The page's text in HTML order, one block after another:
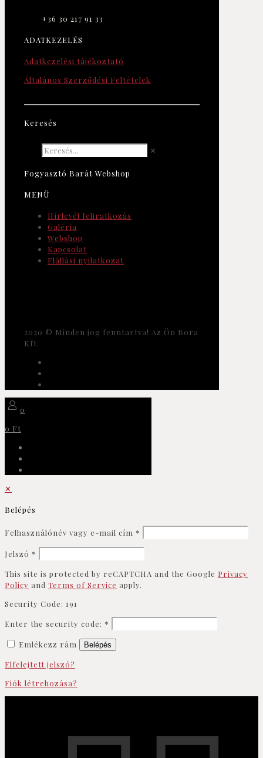
+36 30 217 91 33
ADATKEZELÉS
Adatkezelési tájékoztató
Általános Szerződési Feltételek
Keresés
✕
Fogyasztó Barát Webshop
MENÜ
Hírlevél feliratkozás
Galéria
Webshop
Kapcsolat
Elállási nyilatkozat
2020 © Minden jog fenntartva! Az Ön Bora
Kft.
0
0 Ft
✕
Belépés
Felhasználónév vagy e-mail cím *
Jelszó *
This site is protected by reCAPTCHA and the Google Privacy
Policy and Terms of Service apply.
Security Code: 191
Enter the security code: *
Emlékezz rám Belépés
Elfelejtett jelszó?
Fiók létrehozása?